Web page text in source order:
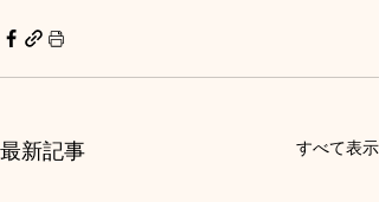
最新記事 すべて表示